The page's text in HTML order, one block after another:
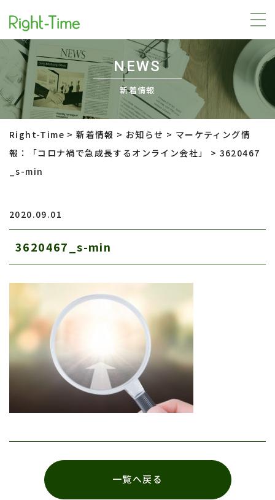
NEWS
新着情報
Right-Time >新着情報 > お知らせ > マーケティング情
報：「コロナ禍で急成長するオンライン会社」
> 3620467
_s-min
2020.09.01
3620467_s-min
一覧へ戻る